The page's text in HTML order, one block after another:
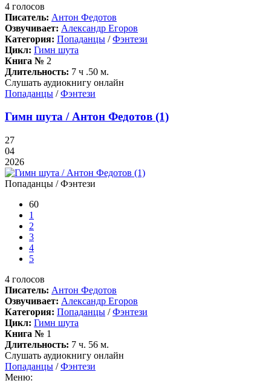
4 голосов
Писатель: Антон Федотов
Озвучивает: Александр Егоров
Категория: Попаданцы /Фэнтези
Цикл: Гимн шута
Книга № 2
Длительность: 7 ч .50 м.
Слушать аудиокнигу онлайн
Попаданцы /Фэнтези
Гимн шута / Антон Федотов (1)
27
04
2026
Попаданцы / Фэнтези
60
1
2
3
4
5
4 голосов
Писатель: Антон Федотов
Озвучивает: Александр Егоров
Категория: Попаданцы /Фэнтези
Цикл: Гимн шута
Книга № 1
Длительность: 7 ч. 56 м.
Слушать аудиокнигу онлайн
Попаданцы /Фэнтези
Меню: